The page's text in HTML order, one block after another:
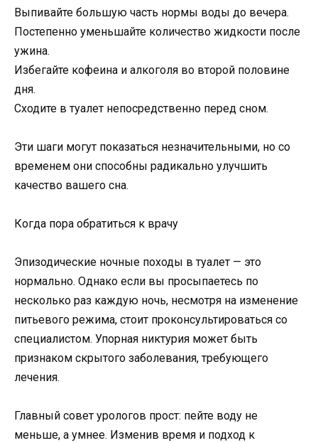
Выпивайте большую часть нормы воды до вечера.
Постепенно уменьшайте количество жидкости после
ужина.
Избегайте кофеина и алкоголя во второй половине
дня.
Сходите в туалет непосредственно перед сном.
Эти шаги могут показаться незначительными, но со
временем они способны радикально улучшить
качество вашего сна.
Когда пора обратиться к врачу
Эпизодические ночные походы в туалет — это
нормально. Однако если вы просыпаетесь по
несколько раз каждую ночь, несмотря на изменение
питьевого режима, стоит проконсультироваться со
специалистом. Упорная никтурия может быть
признаком скрытого заболевания, требующего
лечения.
Главный совет урологов прост: пейте воду не
меньше, а умнее. Изменив время и подход к